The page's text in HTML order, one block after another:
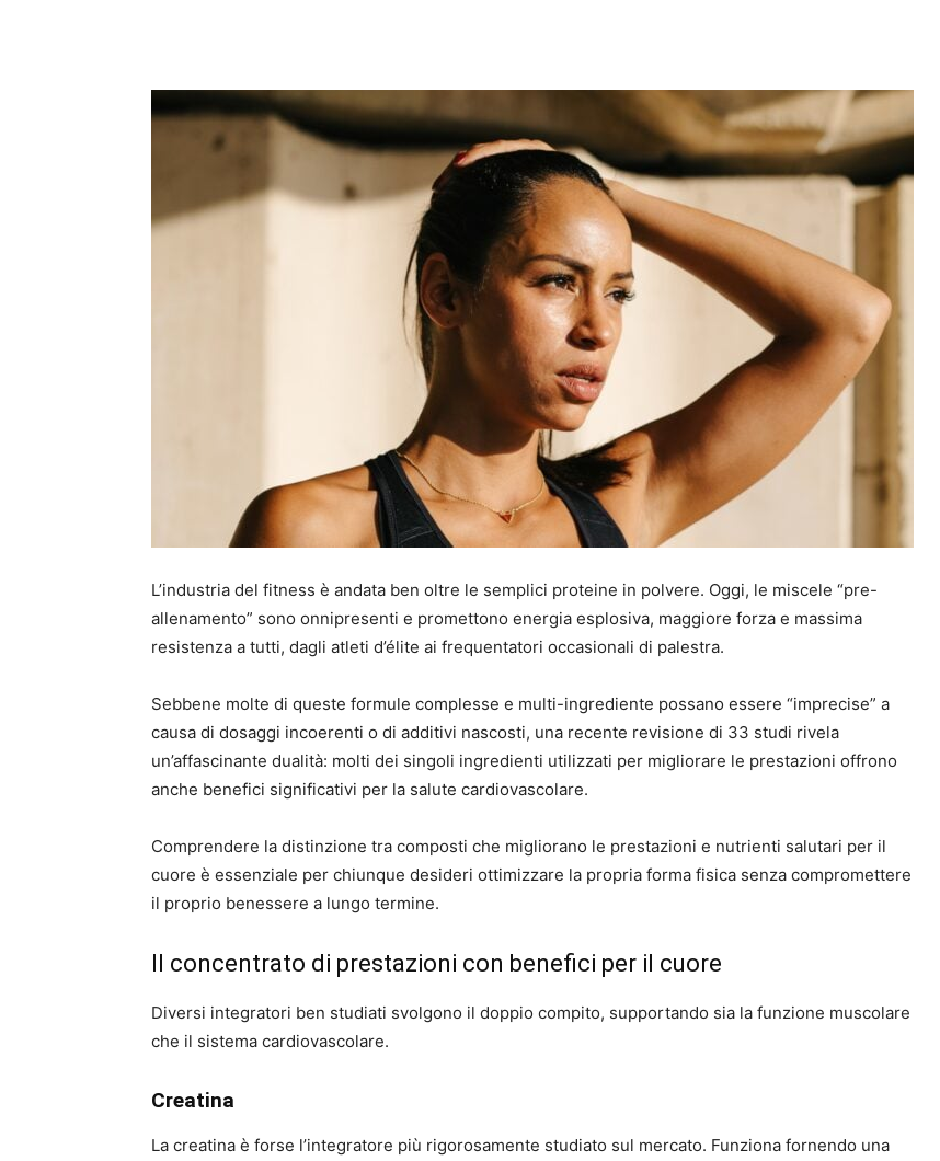
L’industria del fitness è andata ben oltre le semplici proteine in polvere. Oggi, le miscele “pre-
allenamento” sono onnipresenti e promettono energia esplosiva, maggiore forza e massima
resistenza a tutti, dagli atleti d’élite ai frequentatori occasionali di palestra.
Sebbene molte di queste formule complesse e multi-ingrediente possano essere “imprecise” a
causa di dosaggi incoerenti o di additivi nascosti, una recente revisione di 33 studi rivela
un’affascinante dualità: molti dei singoli ingredienti utilizzati per migliorare le prestazioni offrono
anche benefici significativi per la salute cardiovascolare.
Comprendere la distinzione tra composti che migliorano le prestazioni e nutrienti salutari per il
cuore è essenziale per chiunque desideri ottimizzare la propria forma fisica senza compromettere
il proprio benessere a lungo termine.
Il concentrato di prestazioni con benefici per il cuore
Diversi integratori ben studiati svolgono il doppio compito, supportando sia la funzione muscolare
che il sistema cardiovascolare.
Creatina
La creatina è forse l’integratore più rigorosamente studiato sul mercato. Funziona fornendo una